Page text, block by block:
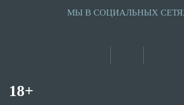
МЫ В СОЦИАЛЬНЫХ
18+